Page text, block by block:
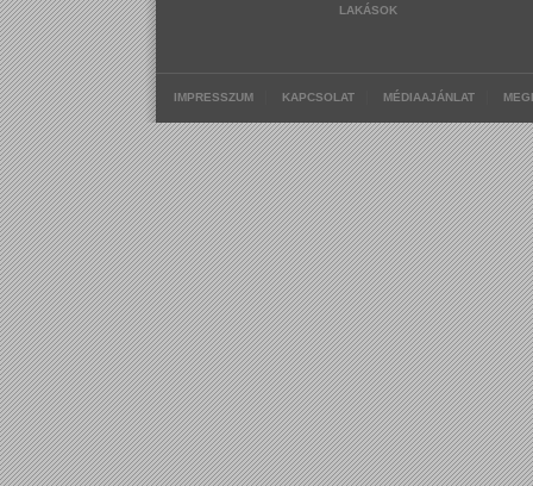
LAKÁSOK
IMPRESSZUM KAPCSOLAT MÉDIAAJÁNLAT